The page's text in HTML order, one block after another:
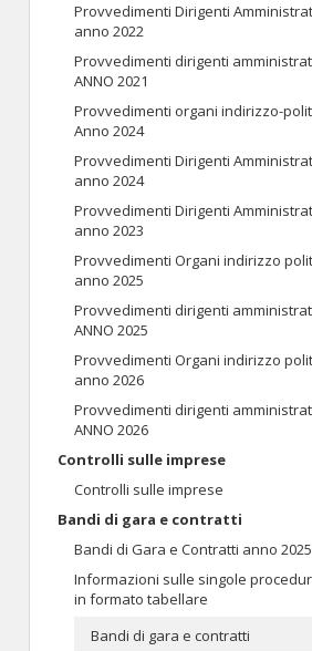
Provvedimenti Dirigenti
anno 2022
Provvedimenti dirigenti
ANNO 2021
Provvedimenti organi indirizzo-
Anno 2024
Provvedimenti Dirigenti
anno 2024
Provvedimenti Dirigenti
anno 2023
Provvedimenti Organi indirizzo
anno 2025
Provvedimenti dirigenti
ANNO 2025
Provvedimenti Organi indirizzo
anno 2026
Provvedimenti dirigenti
ANNO 2026
Controlli sulle imprese
Controlli sulle imprese
Bandi di gara e contratti
Bandi di Gara e Contratti anno 2025
Informazioni sulle singole
in formato tabellare
Bandi di gara e contratti